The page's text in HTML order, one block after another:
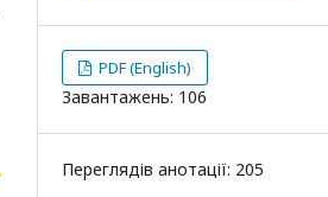
PDF (English)
Завантажень: 106
Переглядів анотації: 205